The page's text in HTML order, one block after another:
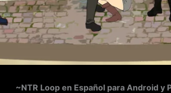
~NTR Loop en Español para Android y